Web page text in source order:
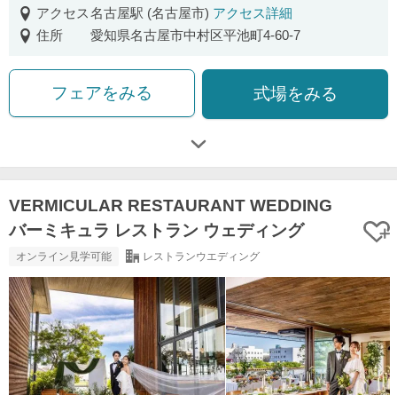
アクセス名古屋駅 (名古屋市) アクセス詳細
住所
愛知県名古屋市中村区平池町4-60-7
フェアをみる 式場をみる
VERMICULAR RESTAURANT WEDDING
バーミキュラ レストラン ウェディング
オンライン見学可能 レストランウエディング